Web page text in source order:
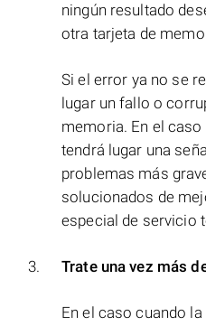
ningún resultado
otra tarjeta de
Si el error ya no se
lugar un fallo o
memoria. En el
tendrá lugar una
problemas más
solucionados de
especial de servicio
Trate una vez más
En el caso cuando